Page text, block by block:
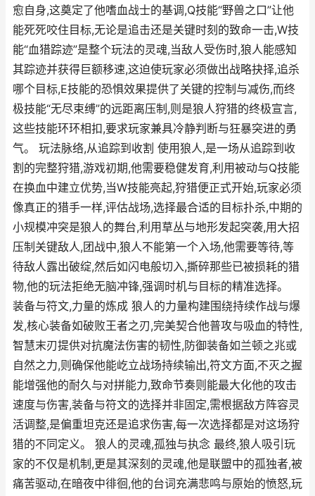
愈自身,这奠定了他嗜血战士的基调,Q技能“野兽之口”让他
能死死咬住目标,无论是追击还是关键时刻的致命一击,W技
能“血猎踪迹”是整个玩法的灵魂,当敌人受伤时,狼人能感知
其踪迹并获得巨额移速,这迫使玩家必须做出战略抉择,追杀
哪个目标,E技能的恐惧效果提供了关键的控制与减伤,而终
极技能“无尽束缚”的远距离压制,则是狼人狩猎的终极宣言,
这些技能环环相扣,要求玩家兼具冷静判断与狂暴突进的勇
气。 玩法脉络,从追踪到收割 使用狼人,是一场从追踪到收
割的完整狩猎,游戏初期,他需要稳健发育,利用被动与Q技能
在换血中建立优势,当W技能亮起,狩猎便正式开始,玩家必须
像真正的猎手一样,评估战场,选择最合适的目标扑杀,中期的
小规模冲突是狼人的舞台,利用草丛与地形发起突袭,用大招
压制关键敌人,团战中,狼人不能第一个入场,他需要等待,等
待敌人露出破绽,然后如闪电般切入,撕碎那些已被损耗的猎
物,他的玩法拒绝无脑冲锋,强调时机与目标的精准选择。
装备与符文,力量的炼成 狼人的力量构建围绕持续作战与爆
发,核心装备如破败王者之刃,完美契合他普攻与吸血的特性,
智慧末刃提供对抗魔法伤害的韧性,防御装备如兰顿之兆或
自然之力,则确保他能屹立战场持续输出,符文方面,不灭之握
能增强他的耐久与对拼能力,致命节奏则能最大化他的攻击
速度与伤害,装备与符文的选择并非固定,需根据敌方阵容灵
活调整,是偏重坦克还是追求伤害,每一次选择都是对这场狩
猎的不同定义。 狼人的灵魂,孤独与执念 最终,狼人吸引玩
家的不仅是机制,更是其深刻的灵魂,他是联盟中的孤独者,被
痛苦驱动,在暗夜中徘徊,他的台词充满悲鸣与原始的愤怒,玩